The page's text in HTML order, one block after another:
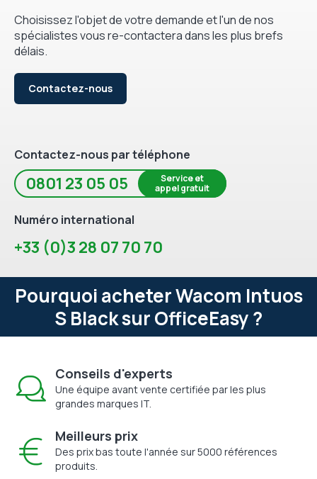
Choisissez l'objet de votre demande et l'un de nos
spécialistes vous re-contactera dans les plus brefs
délais.
Contactez-nous
Contactez-nous par téléphone
0801 23 05 05
Service et
appel gratuit
Numéro international
+33 (0)3 28 07 70 70
Pourquoi acheter Wacom Intuos
S Black sur OfficeEasy ?
Conseils d'experts
Une équipe avant vente certifiée par les plus
grandes marques IT.
Meilleurs prix
Des prix bas toute l'année sur 5000 références
produits.